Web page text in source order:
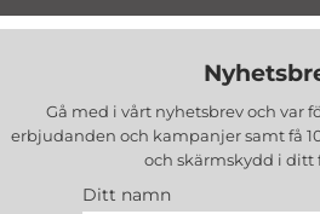
Gå med i vårt nyhetsbrev och var
erbjudanden och kampanjer samt få
och skärmskydd i ditt
Ditt namn